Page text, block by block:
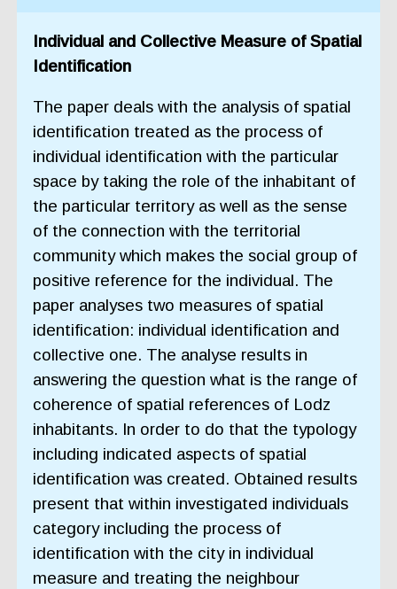
Individual and Collective Measure of Spatial
Identification
The paper deals with the analysis of spatial
identification treated as the process of
individual identification with the particular
space by taking the role of the inhabitant of
the particular territory as well as the sense
of the connection with the territorial
community which makes the social group of
positive reference for the individual. The
paper analyses two measures of spatial
identification: individual identification and
collective one. The analyse results in
answering the question what is the range of
coherence of spatial references of Lodz
inhabitants. In order to do that the typology
including indicated aspects of spatial
identification was created. Obtained results
present that within investigated individuals
category including the process of
identification with the city in individual
measure and treating the neighbour